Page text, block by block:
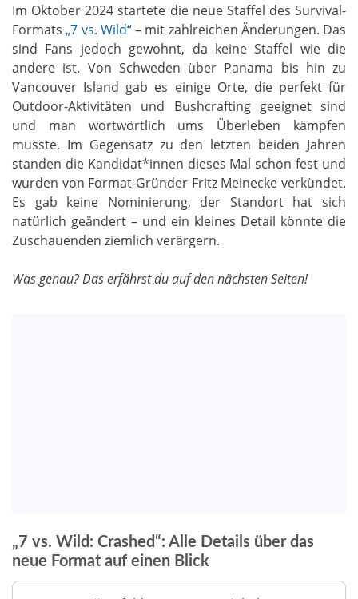
Im Oktober 2024 startete die neue Staffel des Survival-
Formats„7 vs. Wild“– mit zahlreichen Änderungen. Das
sind Fans jedoch gewohnt, da keine Staffel wie die
andere ist. Von Schweden über Panama bis hin zu
Vancouver Island gab es einige Orte, die perfekt für
Outdoor-Aktivitäten und Bushcrafting geeignet sind
und man wortwörtlich ums Überleben kämpfen
musste. Im Gegensatz zu den letzten beiden Jahren
standen die Kandidat*innen dieses Mal schon fest und
wurden von Format-Gründer Fritz Meinecke verkündet.
Es gab keine Nominierung, der Standort hat sich
natürlich geändert – und ein kleines Detail könnte die
Zuschauenden ziemlich verärgern.
Was genau? Das erfährst du auf den nächsten Seiten!
„7 vs. Wild: Crashed“: Alle Details über das
neue Format auf einen Blick